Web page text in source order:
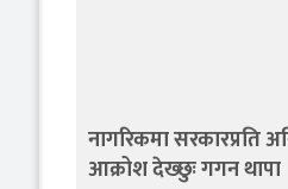
नागरिकमा सरकारप्रति
आक्रोश देख्छुः गगन थापा